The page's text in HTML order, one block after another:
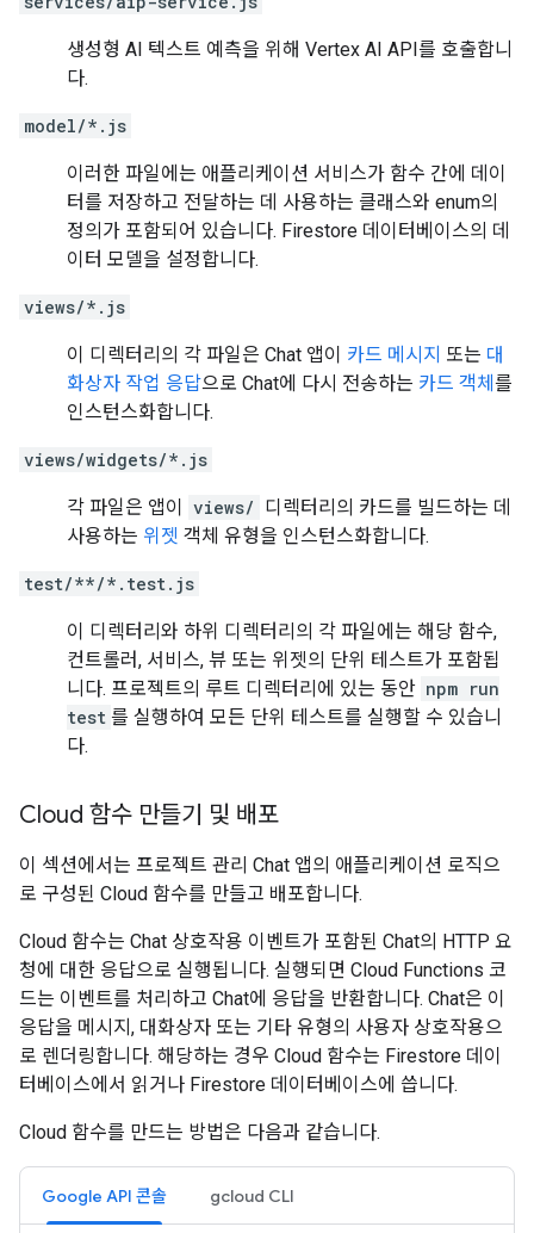
생성형 AI 텍스트 예측을 위해 Vertex AI API를 호출합니
다.
model/*.js
이러한 파일에는 애플리케이션 서비스가 함수 간에 데이
터를 저장하고 전달하는 데 사용하는 클래스와 enum의
정의가 포함되어 있습니다. Firestore 데이터베이스의 데
이터 모델을 설정합니다.
views/*.js
이 디렉터리의 각 파일은 Chat 앱이 카드 메시지 또는 대
화상자 작업 응답으로 Chat에 다시 전송하는 카드 객체 를
인스턴스화합니다.
views/widgets/*.js
각 파일은 앱이 views/ 디렉터리의 카드를 빌드하는 데
사용하는 위젯 객체 유형을 인스턴스화합니다.
test/**/*.test.js
이 디렉터리와 하위 디렉터리의 각 파일에는 해당 함수,
컨트롤러, 서비스, 뷰 또는 위젯의 단위 테스트가 포함됩
니다. 프로젝트의 루트 디렉터리에 있는 동안 npm run
test 를 실행하여 모든 단위 테스트를 실행할 수 있습니
다.
Cloud 함수 만들기 및 배포
이 섹션에서는 프로젝트 관리 Chat 앱의 애플리케이션 로직으
로 구성된 Cloud 함수를 만들고 배포합니다.
Cloud 함수는 Chat 상호작용 이벤트가 포함된 Chat의 HTTP 요
청에 대한 응답으로 실행됩니다. 실행되면 Cloud Functions 코
드는 이벤트를 처리하고 Chat에 응답을 반환합니다. Chat은 이
응답을 메시지, 대화상자 또는 기타 유형의 사용자 상호작용으
로 렌더링합니다. 해당하는 경우 Cloud 함수는 Firestore 데이
터베이스에서 읽거나 Firestore 데이터베이스에 씁니다.
Cloud 함수를 만드는 방법은 다음과 같습니다.
Google API 콘솔 gcloud CLI